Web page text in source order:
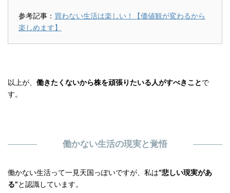
参考記事： 買わない生活は楽しい！【価値観が変わるから
楽しめます】
以上が、 働きたくないから株を頑張りたいる人がすべきことで
す。
働かない生活の現実と覚悟
働かない生活って一見天国っぽいですが、私は“悲しい現実があ
る”と認識しています。